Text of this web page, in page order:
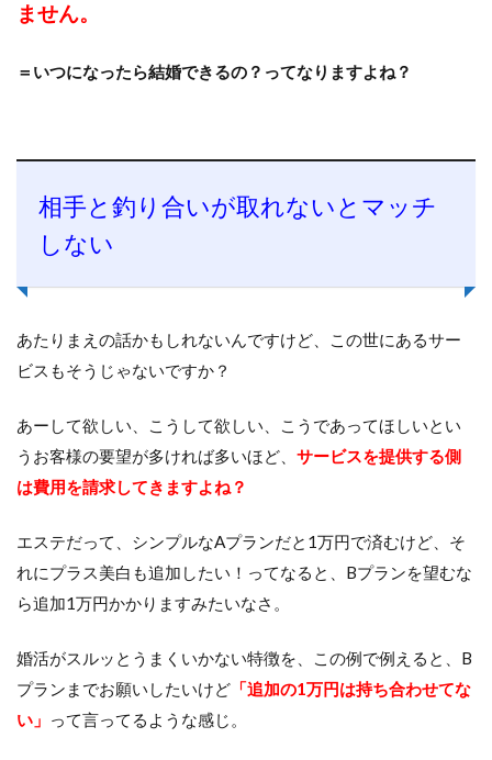
ません。
＝いつになったら結婚できるの？ってなりますよね？
相手と釣り合いが取れないとマッチ
しない
あたりまえの話かもしれないんですけど、この世にあるサー
ビスもそうじゃないですか？
あーして欲しい、こうして欲しい、こうであってほしいとい
うお客様の要望が多ければ多いほど、 サービスを提供する側
は費用を請求してきますよね？
エステだって、シンプルなAプランだと1万円で済むけど、そ
れにプラス美白も追加したい！ってなると、Bプランを望むな
ら追加1万円かかりますみたいなさ。
婚活がスルッとうまくいかない特徴を、この例で例えると、B
プランまでお願いしたいけど 「追加の1万円は持ち合わせてな
い」 って言ってるような感じ。